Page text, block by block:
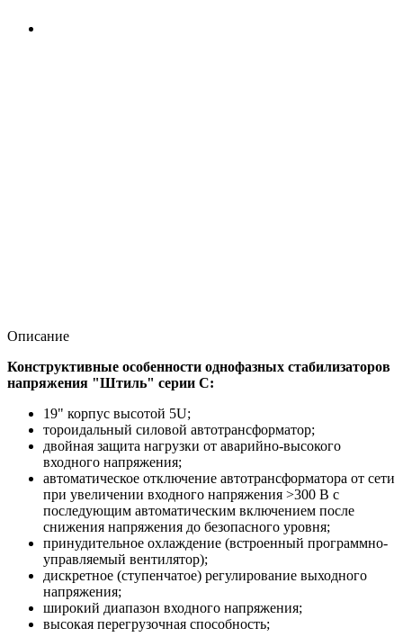
Описание
Конструктивные особенности однофазных стабилизаторов
напряжения "Штиль" серии C:
19" корпус высотой 5U;
тороидальный силовой автотрансформатор;
двойная защита нагрузки от аварийно-высокого
входного напряжения;
автоматическое отключение автотрансформатора от сети
при увеличении входного напряжения >300 В с
последующим автоматическим включением после
снижения напряжения до безопасного уровня;
принудительное охлаждение (встроенный программно-
управляемый вентилятор);
дискретное (ступенчатое) регулирование выходного
напряжения;
широкий диапазон входного напряжения;
высокая перегрузочная способность;